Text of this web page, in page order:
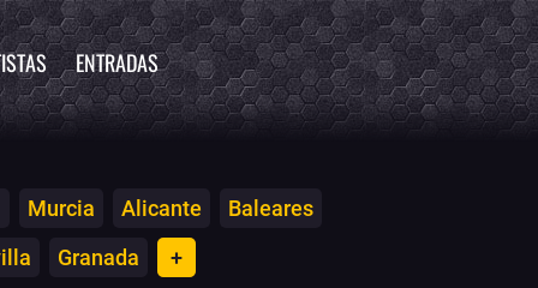
ENTRADAS
Murcia Alicante
Baleares
Granada +